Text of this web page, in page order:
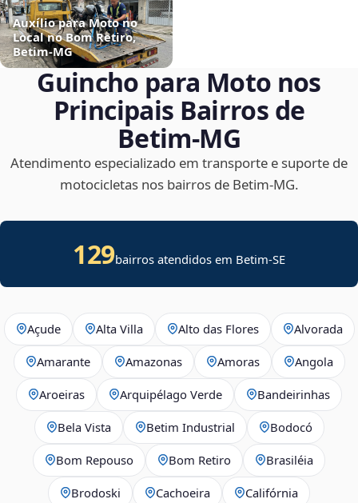
Auxílio para Moto no
Local no Bom Retiro,
Betim‑MG
Guincho para Moto nos
Principais Bairros de
Betim‑MG
Atendimento especializado em transporte e suporte de
motocicletas nos bairros de Betim‑MG.
129bairros atendidos em Betim-SE
Açude Alta Villa Alto das Flores Alvorada
Amarante Amazonas Amoras Angola
Aroeiras Arquipélago Verde Bandeirinhas
Bela Vista Betim Industrial Bodocó
Bom Repouso Bom Retiro Brasiléia
Brodoski Cachoeira Califórnia